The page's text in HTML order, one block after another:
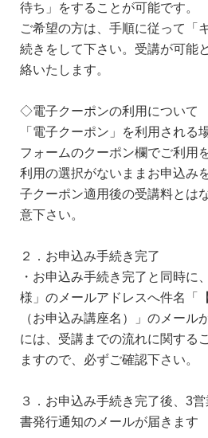
待ち」をすることが可能です。
ご希望の方は、手順に従って「
続きをして下さい。受講が可能
絡いたします。
◇電子クーポンの利用について
「電子クーポン」を利用される
フォームのクーポン欄でご利用
利用の選択がないままお申込み
子クーポン適用後の受講料とは
意下さい。
２．お申込み手続き完了
・お申込み手続き完了と同時に
様」のメールアドレスへ件名「
（お申込み講座名）」のメール
には、受講までの流れに関する
ますので、必ずご確認下さい。
３．お申込み手続き完了後、3
書発行通知のメールが届きます